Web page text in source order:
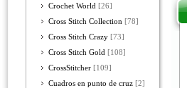
Crochet World [26]
Cross Stitch Collection [78]
Cross Stitch Crazy [73]
Cross Stitch Gold [108]
CrossStitcher [109]
Cuadros en punto de cruz [2]